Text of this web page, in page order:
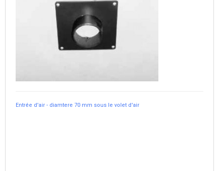
Entrée d'air - diamtere 70 mm sous le volet d'air